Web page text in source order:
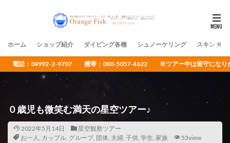
ホーム ショップ紹介 ダイビング各種 シュノーケリング スキンダイ
電話：04992-2-9707 携帯：080-5057-4622 ※ツアー中は留守になりがち
０歳児も微笑む満天の星空ツアー♪
2022年5月14日
星空観察ツアー
お一人, カップル, グループ, 団体, 夫婦, 子供, 学生, 家族 53view